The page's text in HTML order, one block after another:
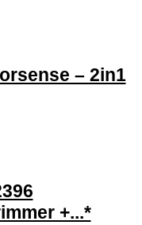
– 2in1
+...*